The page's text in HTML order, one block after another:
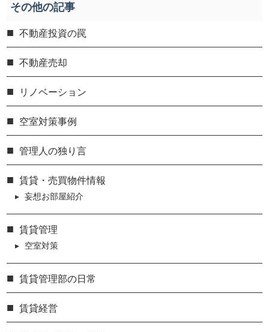
その他の記事
不動産投資の罠
不動産売却
リノベーション
空室対策事例
管理人の独り言
賃貸・売買物件情報
妄想お部屋紹介
賃貸管理
空室対策
賃貸管理部の日常
賃貸経営